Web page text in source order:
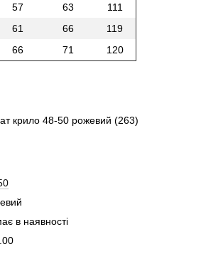
57 63
111
61 66
119
66 71 120
крило 48-50 рожевий (263)
в наявності